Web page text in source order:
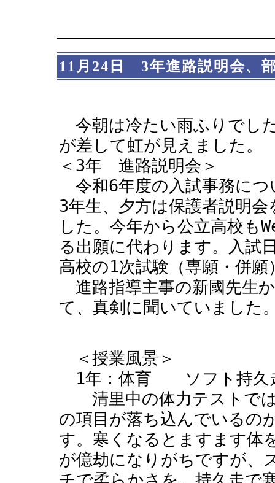
11月24日 3年進路説明会、
今朝は冷たい雨ふりでし
が差して虹が見えました。
＜3年 進路説明会＞
令和6年度の入試事務につ
3年生、夕方は保護者説明会
した。今年から公立高校も
る出願に代わります。入試
高校の1次試験（専願・併
進路指導主事の新國先生
て、真剣に聞いていました
＜授業風景＞
1年：体育 ソフト持久
清里中の体力テストで
の項目が落ち込んでいるの
す。寒くなるとますます体
が億劫になりがちですが、